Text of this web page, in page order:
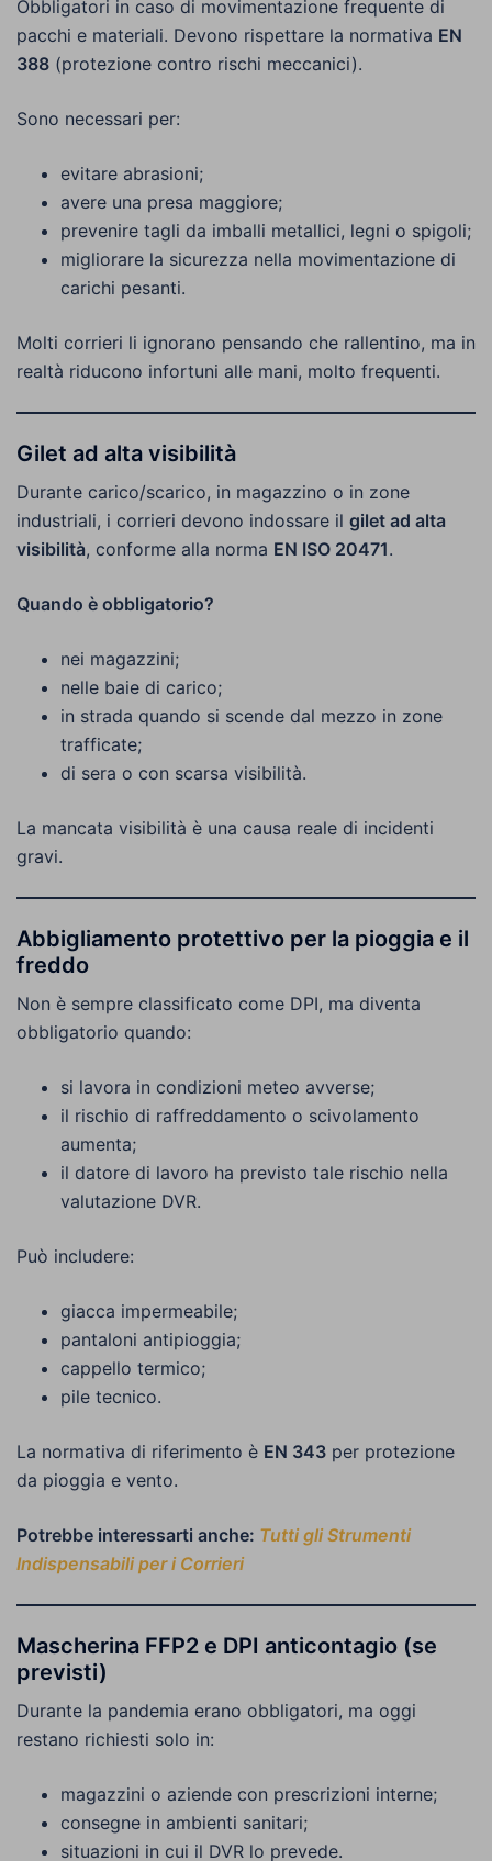
Obbligatori in caso di movimentazione frequente di
pacchi e materiali. Devono rispettare la normativa EN
388 (protezione contro rischi meccanici).
Sono necessari per:
evitare abrasioni;
avere una presa maggiore;
prevenire tagli da imballi metallici, legni o spigoli;
migliorare la sicurezza nella movimentazione di
carichi pesanti.
Molti corrieri li ignorano pensando che rallentino, ma in
realtà riducono infortuni alle mani, molto frequenti.
Gilet ad alta visibilità
Durante carico/scarico, in magazzino o in zone
industriali, i corrieri devono indossare il gilet ad alta
visibilità, conforme alla norma EN ISO 20471.
Quando è obbligatorio?
nei magazzini;
nelle baie di carico;
in strada quando si scende dal mezzo in zone
trafficate;
di sera o con scarsa visibilità.
La mancata visibilità è una causa reale di incidenti
gravi.
Abbigliamento protettivo per la pioggia e il
freddo
Non è sempre classificato come DPI, ma diventa
obbligatorio quando:
si lavora in condizioni meteo avverse;
il rischio di raffreddamento o scivolamento
aumenta;
il datore di lavoro ha previsto tale rischio nella
valutazione DVR.
Può includere:
giacca impermeabile;
pantaloni antipioggia;
cappello termico;
pile tecnico.
La normativa di riferimento è EN 343 per protezione
da pioggia e vento.
Potrebbe interessarti anche: Tutti gli Strumenti
Indispensabili per i Corrieri
Mascherina FFP2 e DPI anticontagio (se
previsti)
Durante la pandemia erano obbligatori, ma oggi
restano richiesti solo in:
magazzini o aziende con prescrizioni interne;
consegne in ambienti sanitari;
situazioni in cui il DVR lo prevede.